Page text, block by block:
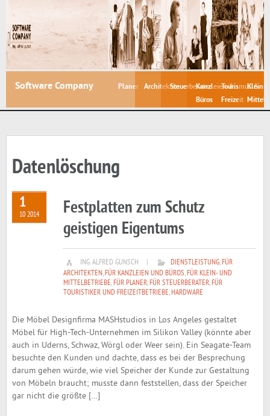
Software Company Planer ArchitektenSteuerberaterKanzleien &
Büros
Tourismus &
Freizeit
Klein-
Datenlöschung
1
10 2014
Festplatten zum Schutz
geistigen Eigentums
ING. ALFRED GUNSCH DIENSTLEISTUNG,FÜR
ARCHITEKTEN,FÜR KANZLEIEN UND BÜROS,FÜR KLEIN- UND
MITTELBETRIEBE,FÜR PLANER,FÜR STEUERBERATER,FÜR
TOURISTIKER UND FREIZEITBETRIEBE,HARDWARE
Die Möbel Designfirma MASHstudios in Los Angeles gestaltet
Möbel für High-Tech-Unternehmen im Silikon Valley (könnte aber
auch in Uderns, Schwaz, Wörgl oder Weer sein). Ein Seagate-Team
besuchte den Kunden und dachte, dass es bei der Besprechung
darum gehen würde, wie viel Speicher der Kunde zur Gestaltung
von Möbeln braucht; musste dann feststellen, dass der Speicher
gar nicht die größte […]